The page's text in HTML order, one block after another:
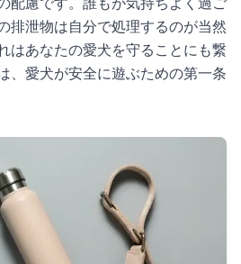
排泄物は自分で処理するのが当然
はあなたの愛犬を守ることにも繋
、愛犬が安全に遊ぶための第一条